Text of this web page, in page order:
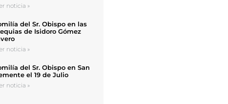
noticia »
del Sr. Obispo en las
de Isidoro Gómez
noticia »
del Sr. Obispo en San
el 19 de Julio
noticia »